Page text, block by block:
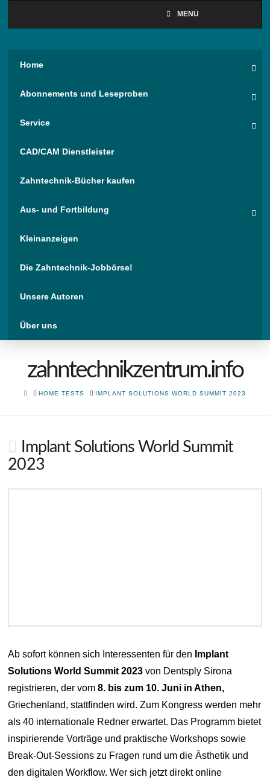
MENÜ
Home
Abonnements und Leseproben
Service
CAD/CAM Dienstleister
Zahntechnik-Bücher kaufen
Aus- und Fortbildung
Kleinanzeigen
Die Zahntechnik-Jobbörse!
Unsere Autoren
Über uns
zahntechnikzentrum.info
HOMEHOME TESTS IMPLANT SOLUTIONS WORLD SUMMIT 2023
Implant Solutions World Summit
2023
Ab sofort können sich Interessenten für den Implant
Solutions World Summit 2023 von Dentsply Sirona
registrieren, der vom8. bis zum 10. Juni in Athen,
Griechenland, stattfinden wird. Zum Kongress werden mehr
als 40 internationale Redner erwartet. Das Programm bietet
inspirierende Vorträge und praktische Workshops sowie
Break-Out-Sessions zu Fragen rund um die Ästhetik und
den digitalen Workflow. Wer sich jetzt direkt online